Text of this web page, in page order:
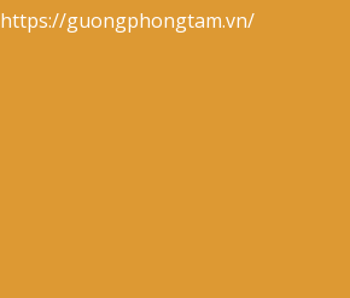
https://guongphongtam.vn/